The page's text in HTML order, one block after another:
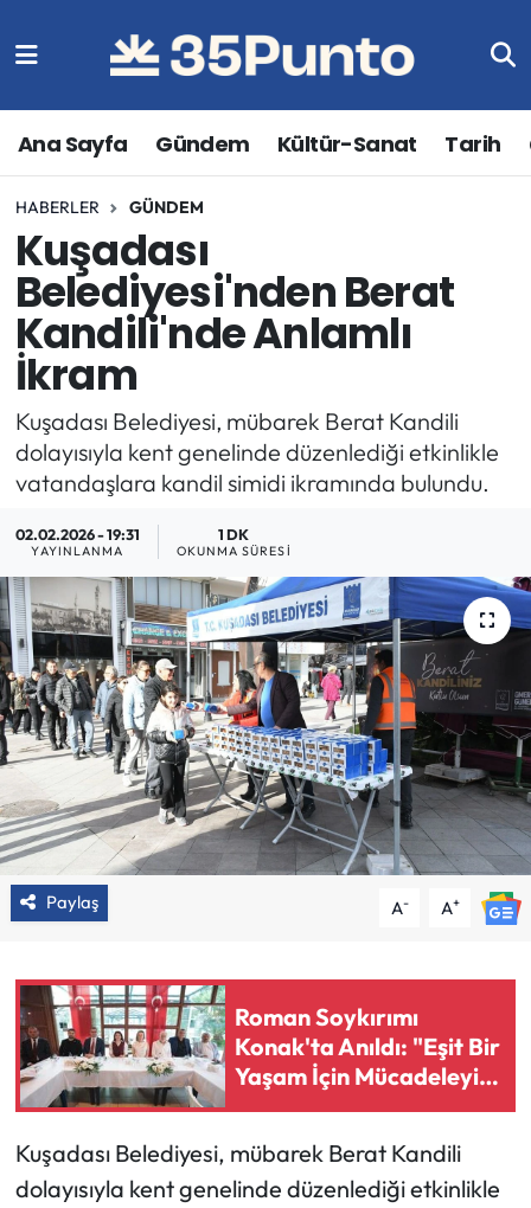
Ana Sayfa Gündem Kültür-Sanat Tarih
HABERLER GÜNDEM
Kuşadası
Belediyesi'nden Berat
Kandili'nde Anlamlı
İkram
Kuşadası Belediyesi, mübarek Berat Kandili
dolayısıyla kent genelinde düzenlediği etkinlikle
vatandaşlara kandil simidi ikramında bulundu.
02.02.2026 - 19:31
YAYINLANMA
1 DK
OKUNMA SÜRESI
Paylaş A- A+
Roman Soykırımı
Konak'ta Anıldı: "Eşit Bir
Yaşam İçin Mücadeleyi
Sürdüreceğiz"
Kuşadası Belediyesi, mübarek Berat Kandili
dolayısıyla kent genelinde düzenlediği etkinlikle